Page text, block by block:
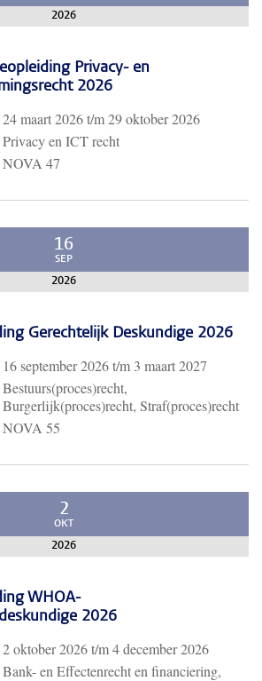
2026
Privacy- en
2026
24 maart 2026t/m29 oktober 2026
Privacy en ICT recht
NOVA 47
16
SEP
2026
Gerechtelijk Deskundige 2026
16 september 2026t/m 3 maart 2027
Bestuurs(proces)recht,
Burgerlijk(proces)recht, Straf(proces)recht
NOVA 55
2
OKT
2026
WHOA-
2026
2 oktober 2026t/m4 december 2026
Bank- en Effectenrecht en financiering,